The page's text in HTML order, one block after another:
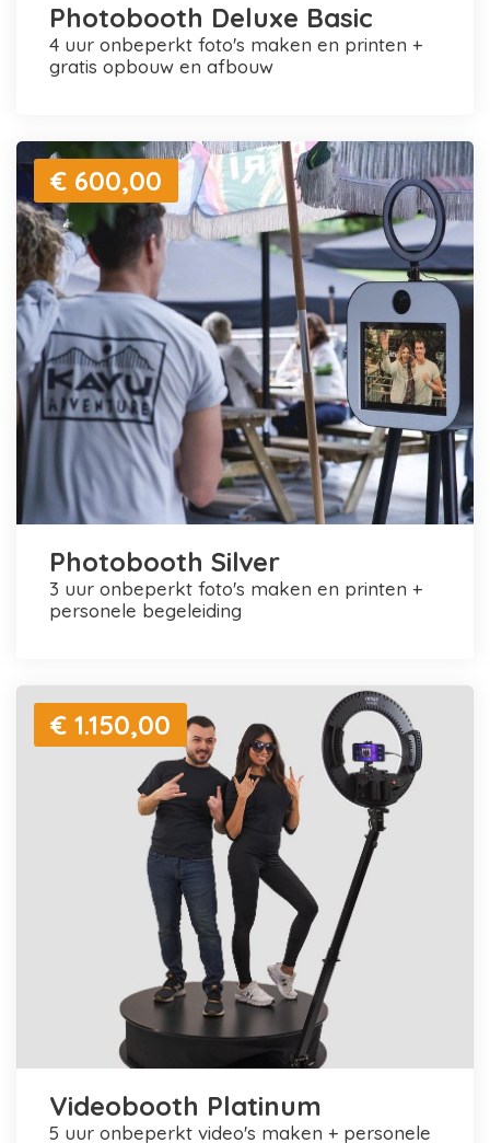
Photobooth Deluxe Basic
4 uur onbeperkt foto's maken en printen +
gratis opbouw en afbouw
€ 600,00
Photobooth Silver
3 uur onbeperkt foto's maken en printen +
personele begeleiding
€ 1.150,00
Videobooth Platinum
5 uur onbeperkt video's maken + personele